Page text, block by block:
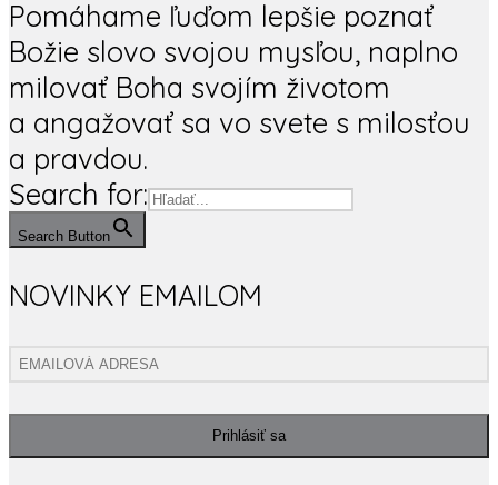
Pomáhame ľuďom lepšie poznať
Božie slovo svojou mysľou, naplno
milovať Boha svojím životom
a angažovať sa vo svete s milosťou
a pravdou.
Search for:
Search Button
NOVINKY EMAILOM
Prihlásiť sa